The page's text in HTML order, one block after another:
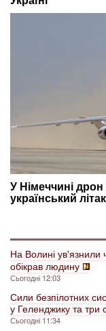
На Волині ув'язнили
обікрав людину
Сьогодні 12:03
Сили безпілотних
у Геленджику та три
Сьогодні 11:34